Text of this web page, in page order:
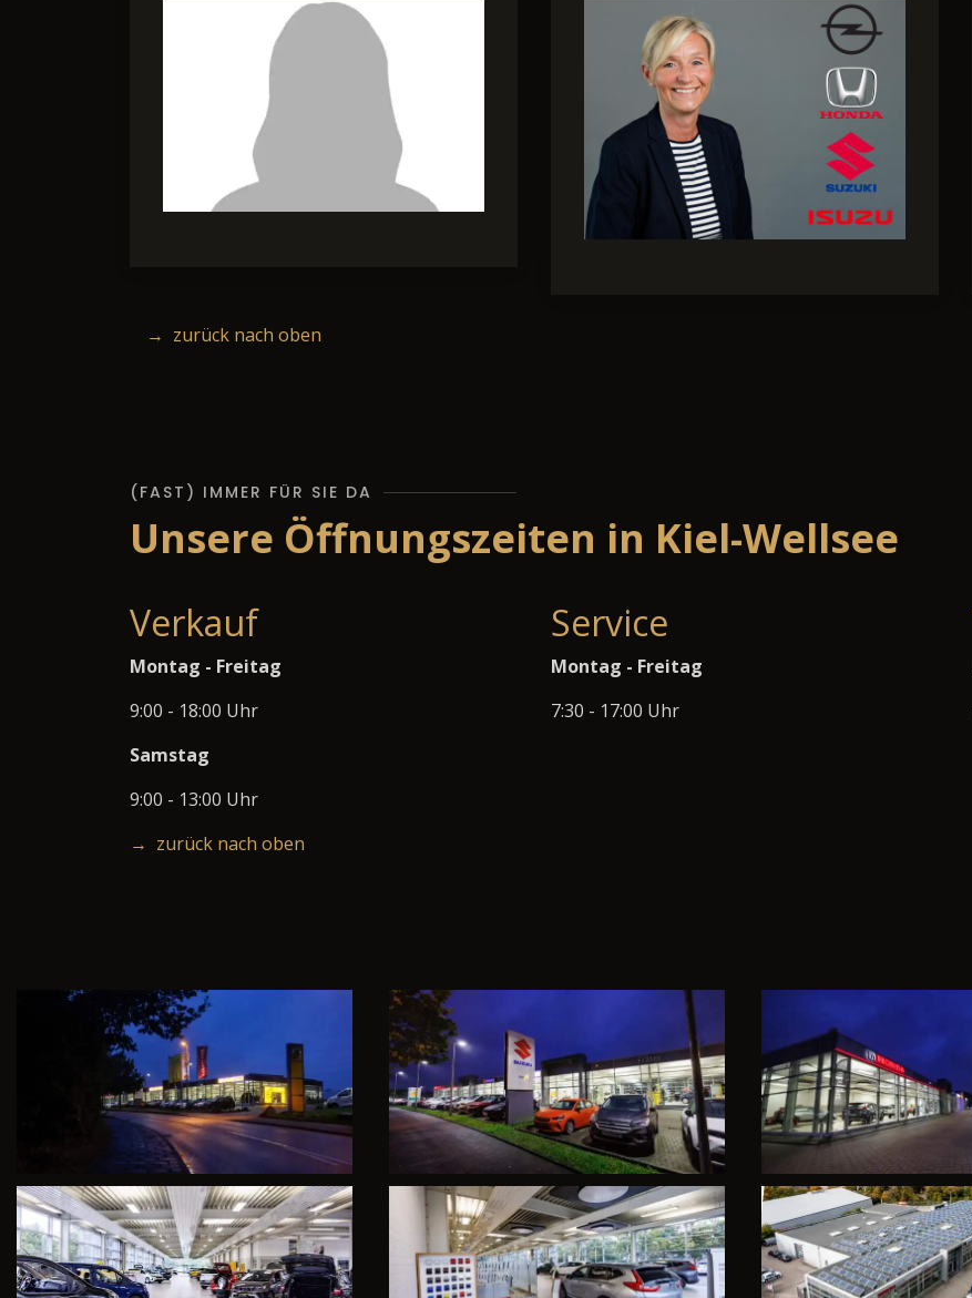
→ zurück nach oben
(FAST) IMMER FÜR SIE DA
Unsere Öffnungszeiten in Kiel-Wellsee
Verkauf
Montag - Freitag
9:00 - 18:00 Uhr
Samstag
9:00 - 13:00 Uhr
Service
Montag - Freitag
7:30 - 17:00 Uhr
→ zurück nach oben